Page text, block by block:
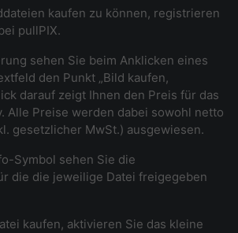
kaufen zu können, registrieren
pullPIX.
sehen Sie beim Anklicken eines
den Punkt „Bild kaufen,
darauf zeigt Ihnen den Preis für das
Alle Preise werden dabei sowohl netto
gesetzlicher MwSt.) ausgewiesen.
Symbol sehen Sie die
die die jeweilige Datei freigegeben
kaufen, aktivieren Sie das kleine